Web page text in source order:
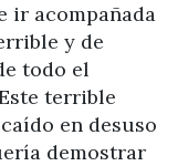
ir acompañada
y de
todo el
terrible
en desuso
demostrar